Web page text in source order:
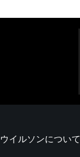
ウイルソンについて